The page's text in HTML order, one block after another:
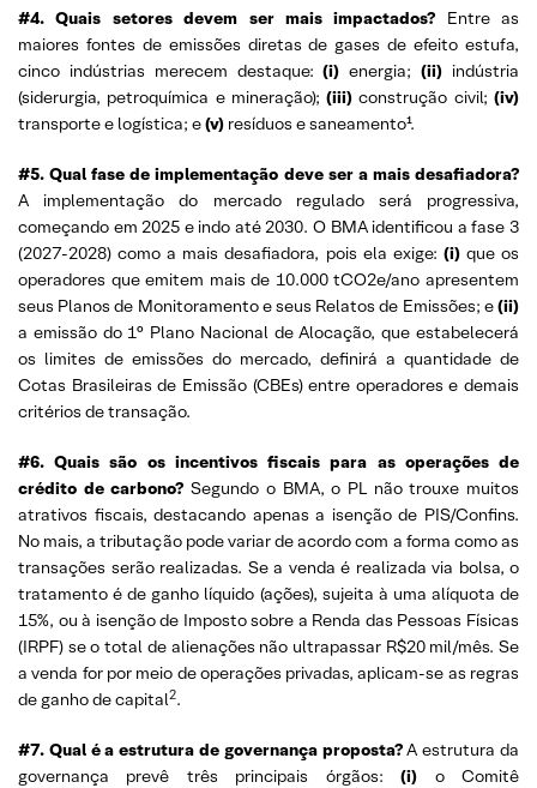
#4. Quais setores devem ser mais impactados? Entre as
maiores fontes de emissões diretas de gases de efeito estufa,
cinco indústrias merecem destaque:(i) energia;(ii) indústria
(siderurgia, petroquímica e mineração);(iii) construção civil;(iv)
transporte e logística; e(v) resíduos e saneamento¹.
#5. Qual fase de implementação deve ser a mais desafiadora?
A implementação do mercado regulado será progressiva,
começando em 2025 e indo até 2030. O BMA identificou a fase 3
(2027-2028) como a mais desafiadora, pois ela exige: (i)que os
operadores que emitem mais de 10.000 tCO2e/ano apresentem
seus Planos de Monitoramento e seus Relatos de Emissões; e(ii)
a emissão do 1° Plano Nacional de Alocação, que estabelecerá
os limites de emissões do mercado, definirá a quantidade de
Cotas Brasileiras de Emissão (CBEs) entre operadores e demais
critérios de transação.
#6. Quais são os incentivos fiscais para as operações de
crédito de carbono?Segundo o BMA, o PL não trouxe muitos
atrativos fiscais, destacando apenas a isenção de PIS/Confins.
No mais, a tributação pode variar de acordo com a forma como as
transações serão realizadas. Se a venda é realizada via bolsa, o
tratamento é de ganho líquido (ações), sujeita à uma alíquota de
15%, ou à isenção de Imposto sobre a Renda das Pessoas Físicas
(IRPF) se o total de alienações não ultrapassar R$20 mil/mês. Se
a venda for por meio de operações privadas, aplicam-se as regras
de ganho de capital2.
#7. Qual é a estrutura de governança proposta?A estrutura da
governança prevê três principais órgãos:(i) o Comitê